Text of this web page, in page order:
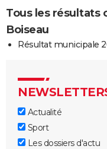
Tous les résultats
Boiseau
Résultat municipale
Actualité
Sport
Les dossiers d'actu